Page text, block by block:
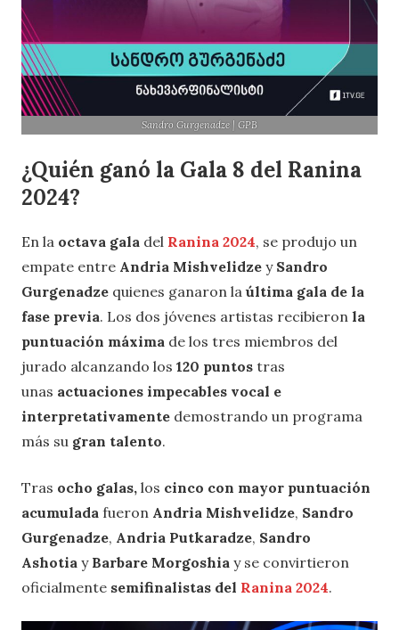
Sandro Gurgenadze | GPB
¿Quién ganó la Gala 8 del Ranina
2024?
En la octava gala del Ranina 2024, se produjo un
empate entre Andria Mishvelidze y Sandro
Gurgenadze quienes ganaron la última gala de la
fase previa. Los dos jóvenes artistas recibieron la
puntuación máxima de los tres miembros del
jurado alcanzando los 120 puntos tras
unas actuaciones impecables vocal e
interpretativamente demostrando un programa
más su gran talento.
Tras ocho galas, los cinco con mayor puntuación
acumulada fueron Andria Mishvelidze, Sandro
Gurgenadze, Andria Putkaradze, Sandro
Ashotia yBarbare Morgoshia y se convirtieron
oficialmente semifinalistas del Ranina 2024.